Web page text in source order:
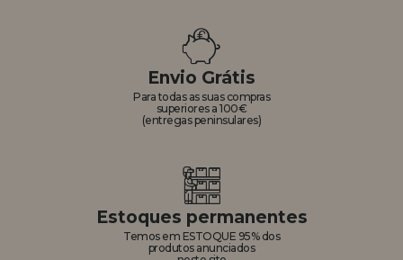
Envio Grátis
Para todas as suas compras
superiores a 100€
(entregas peninsulares)
Estoques permanentes
Temos em ESTOQUE 95% dos
produtos anunciados